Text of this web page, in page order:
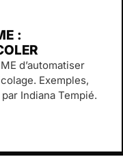
:
d’automatiser
Exemples,
Indiana Tempié.